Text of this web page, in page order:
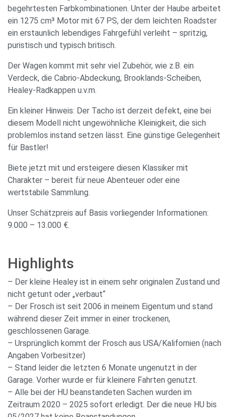
begehrtesten Farbkombinationen. Unter der Haube arbeitet
ein 1275 cm³ Motor mit 67 PS, der dem leichten Roadster
ein erstaunlich lebendiges Fahrgefühl verleiht – spritzig,
puristisch und typisch britisch.
Der Wagen kommt mit sehr viel Zubehör, wie z.B. ein
Verdeck, die Cabrio-Abdeckung, Brooklands-Scheiben,
Healey-Radkappen u.v.m.
Ein kleiner Hinweis: Der Tacho ist derzeit defekt, eine bei
diesem Modell nicht ungewöhnliche Kleinigkeit, die sich
problemlos instand setzen lässt. Eine günstige Gelegenheit
für Bastler!
Biete jetzt mit und ersteigere diesen Klassiker mit
Charakter – bereit für neue Abenteuer oder eine
wertstabile Sammlung.
Unser Schätzpreis auf Basis vorliegender Informationen:
9.000 – 13.000 €.
Highlights
– Der kleine Healey ist in einem sehr originalen Zustand und
nicht getunt oder „verbaut“
– Der Frosch ist seit 2006 in meinem Eigentum und stand
während dieser Zeit immer in einer trockenen,
geschlossenen Garage.
– Ursprünglich kommt der Frosch aus USA/Kalifornien (nach
Angaben Vorbesitzer)
– Stand leider die letzten 6 Monate ungenutzt in der
Garage. Vorher wurde er für kleinere Fahrten genutzt.
– Alle bei der HU beanstandeten Sachen wurden im
Zeitraum 2020 – 2025 sofort erledigt. Der die neue HU bis